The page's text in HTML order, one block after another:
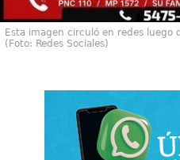
Esta imagen circuló en redes luego
(Foto: Redes Sociales)